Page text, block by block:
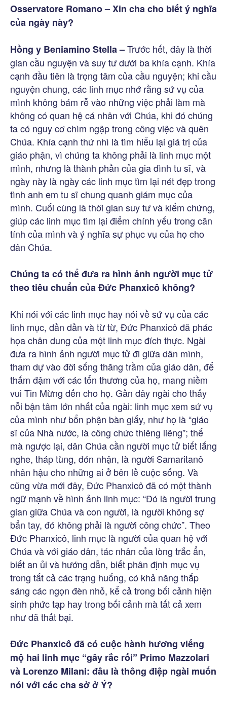
Osservatore Romano – Xin cha cho biết ý nghĩa
của ngày này?
Hồng y Beniamino Stella –Trước hết, đây là thời
gian cầu nguyện và suy tư dưới ba khía cạnh. Khía
cạnh đầu tiên là trọng tâm của cầu nguyện; khi cầu
nguyện chung, các linh mục nhớ rằng sứ vụ của
mình không bám rễ vào những việc phải làm mà
không có quan hệ cá nhân với Chúa, khi đó chúng
ta có nguy cơ chìm ngập trong công việc và quên
Chúa. Khía cạnh thứ nhì là tìm hiểu lại giá trị của
giáo phận, vì chúng ta không phải là linh mục một
mình, nhưng là thành phần của gia đình tu sĩ, và
ngày này là ngày các linh mục tìm lại nét đẹp trong
tình anh em tu sĩ chung quanh giám mục của
mình. Cuối cùng là thời gian suy tư và kiểm chứng,
giúp các linh mục tìm lại điểm chính yếu trong căn
tính của mình và ý nghĩa sự phục vụ của họ cho
dân Chúa.
Chúng ta có thể đưa ra hình ảnh người mục tử
theo tiêu chuẩn của Đức Phanxicô không?
Khi nói với các linh mục hay nói về sứ vụ của các
linh mục, dần dần và từ từ, Đức Phanxicô đã phác
họa chân dung của một linh mục đích thực. Ngài
đưa ra hình ảnh người mục tử đi giữa dân mình,
tham dự vào đời sống thăng trầm của giáo dân, để
thấm đậm với các tổn thương của họ, mang niềm
vui Tin Mừng đến cho họ. Gần đây ngài cho thấy
nỗi bận tâm lớn nhất của ngài: linh mục xem sứ vụ
của mình như bổn phận bàn giấy, như họ là “giáo
sĩ của Nhà nước, là công chức thiêng liêng”; thế
mà ngược lại, dân Chúa cần người mục tử biết lắng
nghe, tháp tùng, đón nhận, là người Samaritanô
nhân hậu cho những ai ở bên lề cuộc sống. Và
cũng vừa mới đây, Đức Phanxicô đã có một thành
ngữ mạnh về hình ảnh linh mục: “Đó là người trung
gian giữa Chúa và con người, là người không sợ
bẩn tay, đó không phải là người công chức”. Theo
Đức Phanxicô, linh mục là người của quan hệ với
Chúa và với giáo dân, tác nhân của lòng trắc ẩn,
biết an ủi và hướng dẫn, biết phân định mục vụ
trong tất cả các trạng huống, có khả năng thắp
sáng các ngọn đèn nhỏ, kể cả trong bối cảnh hiện
sinh phức tạp hay trong bối cảnh mà tất cả xem
như đã thất bại.
Đức Phanxicô đã có cuộc hành hương viếng
mộ hai linh mục “gây rắc rối” Primo Mazzolari
và Lorenzo Milani: đâu là thông điệp ngài muốn
nói với các cha sở ở Ý?